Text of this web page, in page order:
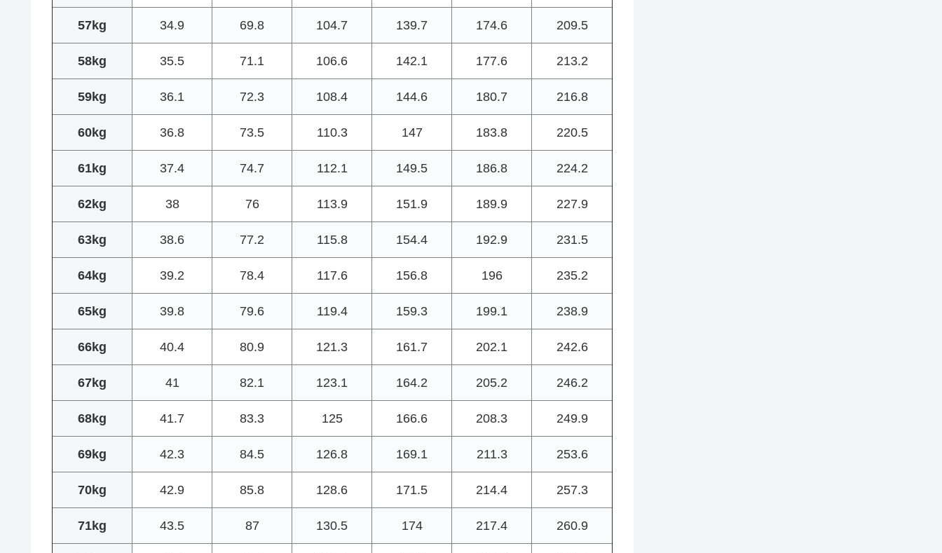
57kg 34.9 69.8 104.7 139.7 174.6 209.5
58kg 35.5 71.1 106.6 142.1 177.6 213.2
59kg 36.1 72.3 108.4 144.6 180.7 216.8
60kg 36.8 73.5 110.3 147 183.8 220.5
61kg 37.4 74.7 112.1 149.5 186.8 224.2
62kg 38 76 113.9 151.9 189.9 227.9
63kg 38.6 77.2 115.8 154.4 192.9 231.5
64kg 39.2 78.4 117.6 156.8 196 235.2
65kg 39.8 79.6 119.4 159.3 199.1 238.9
66kg 40.4 80.9 121.3 161.7 202.1 242.6
67kg 41 82.1 123.1 164.2 205.2 246.2
68kg 41.7 83.3 125 166.6 208.3 249.9
69kg 42.3 84.5 126.8 169.1 211.3 253.6
70kg 42.9 85.8 128.6 171.5 214.4 257.3
71kg 43.5 87 130.5 174 217.4 260.9